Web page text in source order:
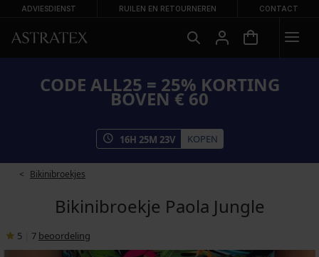
ADVIESDIENST RUILEN EN RETOURNEREN CONTACT
CODE ALL25 = 25% KORTING
BOVEN € 60
16H 25M 22V KOPEN
Bikinibroekjes
Bikinibroekje Paola Jungle
5 7 beoordeling